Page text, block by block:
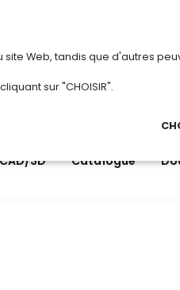
3D Catalogue
Web, tandis que d'autres
sur "CHOISIR".